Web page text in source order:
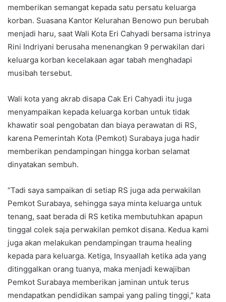
memberikan semangat kepada satu persatu keluarga
korban. Suasana Kantor Kelurahan Benowo pun berubah
menjadi haru, saat Wali Kota Eri Cahyadi bersama istrinya
Rini Indriyani berusaha menenangkan 9 perwakilan dari
keluarga korban kecelakaan agar tabah menghadapi
musibah tersebut.
Wali kota yang akrab disapa Cak Eri Cahyadi itu juga
menyampaikan kepada keluarga korban untuk tidak
khawatir soal pengobatan dan biaya perawatan di RS,
karena Pemerintah Kota (Pemkot) Surabaya juga hadir
memberikan pendampingan hingga korban selamat
dinyatakan sembuh.
“Tadi saya sampaikan di setiap RS juga ada perwakilan
Pemkot Surabaya, sehingga saya minta keluarga untuk
tenang, saat berada di RS ketika membutuhkan apapun
tinggal colek saja perwakilan pemkot disana. Kedua kami
juga akan melakukan pendampingan trauma healing
kepada para keluarga. Ketiga, Insyaallah ketika ada yang
ditinggalkan orang tuanya, maka menjadi kewajiban
Pemkot Surabaya memberikan jaminan untuk terus
mendapatkan pendidikan sampai yang paling tinggi,” kata